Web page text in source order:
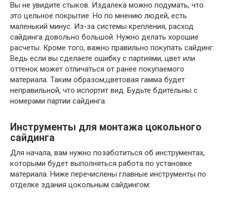
Вы не увидите стыков. Издалека можно подумать, что
это цельное покрытие. Но по мнению людей, есть
маленький минус. Из-за системы крепления, расход
сайдинга довольно большой. Нужно делать хорошие
расчеты. Кроме того, важно правильно покупать сайдинг.
Ведь если вы сделаете ошибку с партиями, цвет или
оттенок может отличаться от ранее покупаемого
материала. Таким образом,цветовая гамма будет
неправильной, что испортит вид. Будьте бдительны с
номерами партии сайдинга.
Инструменты для монтажа цокольного
сайдинга
Для начала, вам нужно позаботиться об инструментах,
которыми будет выполняться работа по установке
материала. Ниже перечислены главные инструменты по
отделке здания цокольным сайдингом: